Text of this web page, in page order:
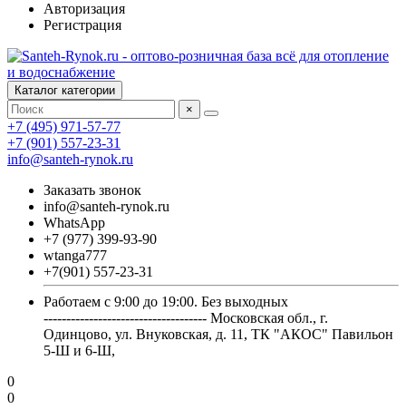
Авторизация
Регистрация
Каталог категории
×
+7 (495) 971-57-77
+7 (901) 557-23-31
info@santeh-rynok.ru
Заказать звонок
info@santeh-rynok.ru
WhatsApp
+7 (977) 399-93-90
wtanga777
+7(901) 557-23-31
Работаем с 9:00 до 19:00. Без выходных
------------------------------------ Московская обл., г.
Одинцово, ул. Внуковская, д. 11, ТК "АКОС" Павильон
5-Ш и 6-Ш,
0
0